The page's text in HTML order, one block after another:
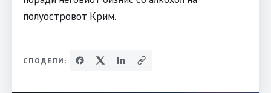
полуостровот Крим.
СПОДЕЛИ: